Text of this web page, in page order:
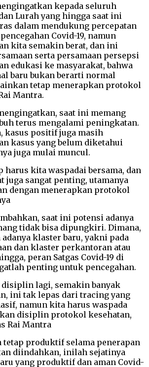
kepada seluruh
Lurah yang hingga saat ini
dalam mendukung percepatan
Covid-19, namun
kita semakin berat, dan ini
serta persamaan persepsi
edukasi ke masyarakat, bahwa
baru bukan berarti normal
tetap menerapkan protokol
Mantra.
saat ini memang
terus mengalami peningkatan.
kasus positif juga masih
kasus yang belum diketahui
juga mulai muncul.
harus kita waspadai bersama, dan
juga sangat penting, utamanya
dengan menerapkan protokol
saat ini potensi adanya
tidak bisa dipungkiri. Dimana,
klaster baru, yakni pada
dan klaster perkantoran atau
peran Satgas Covid-19 di
penting untuk pencegahan.
disiplin lagi, semakin banyak
ini tak lepas dari tracing yang
namun kita harus waspada
disiplin protokol kesehatan,
Rai Mantra
tetap produktif selama penerapan
diindahkan, inilah sejatinya
yang produktif dan aman Covid-